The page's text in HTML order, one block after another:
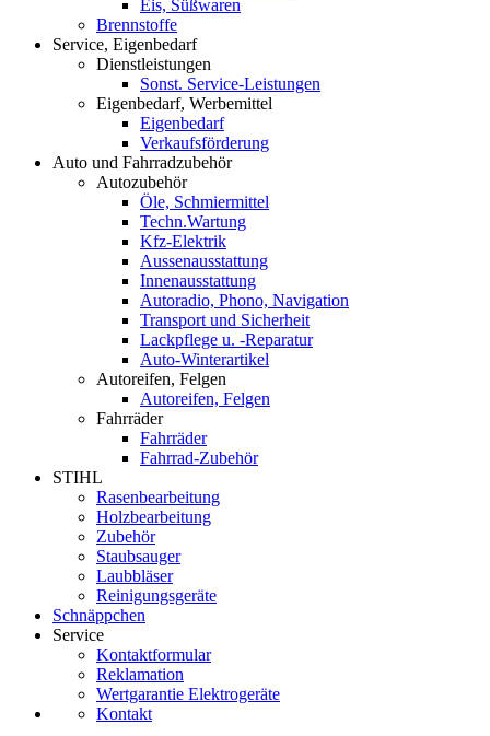
Eis, Süßwaren
Brennstoffe
Service, Eigenbedarf
Dienstleistungen
Sonst. Service-Leistungen
Eigenbedarf, Werbemittel
Eigenbedarf
Verkaufsförderung
Auto und Fahrradzubehör
Autozubehör
Öle, Schmiermittel
Techn.Wartung
Kfz-Elektrik
Aussenausstattung
Innenausstattung
Autoradio, Phono, Navigation
Transport und Sicherheit
Lackpflege u. -Reparatur
Auto-Winterartikel
Autoreifen, Felgen
Autoreifen, Felgen
Fahrräder
Fahrräder
Fahrrad-Zubehör
STIHL
Rasenbearbeitung
Holzbearbeitung
Zubehör
Staubsauger
Laubbläser
Reinigungsgeräte
Schnäppchen
Service
Kontaktformular
Reklamation
Wertgarantie Elektrogeräte
Kontakt